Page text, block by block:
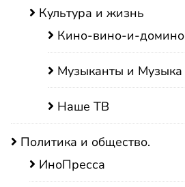
Культура и жизнь
Кино-вино-и-домино
Музыканты и Музыка
Наше ТВ
Политика и общество.
ИноПресса